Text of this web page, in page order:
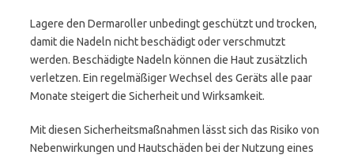
Lagere den Dermaroller unbedingt geschützt und trocken,
damit die Nadeln nicht beschädigt oder verschmutzt
werden. Beschädigte Nadeln können die Haut zusätzlich
verletzen. Ein regelmäßiger Wechsel des Geräts alle paar
Monate steigert die Sicherheit und Wirksamkeit.
Mit diesen Sicherheitsmaßnahmen lässt sich das Risiko von
Nebenwirkungen und Hautschäden bei der Nutzung eines